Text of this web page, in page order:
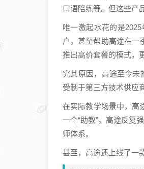
口语陪练等。但这些产
唯一激起水花的是
户，甚至帮助高途在一
推出高价套餐的模式，
究其原因，高途至今未
受制于第三方技术供应
在实际教学场景中，高
一个“助教”。高途反复
师体系。
甚至，高途还上线了一